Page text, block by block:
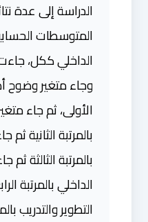
الدراسة إلى عدة
المتوسطات
الداخلي ككل،
وجاء متغير وضوح
الأولى، ثم جاء
بالمرتبة الثانية
بالمرتبة الثالثة ثم
الداخلي بالمرتبة
التطوير والتدريب